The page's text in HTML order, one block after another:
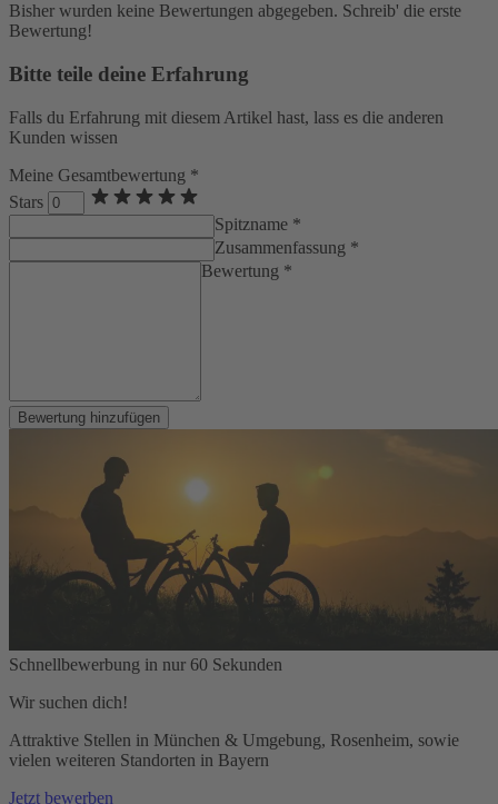
Bisher wurden keine Bewertungen abgegeben. Schreib' die erste
Bewertung!
Bitte teile deine Erfahrung
Falls du Erfahrung mit diesem Artikel hast, lass es die anderen
Kunden wissen
Meine Gesamtbewertung *
Stars
Spitzname *
Zusammenfassung *
Bewertung *
Bewertung hinzufügen
Schnellbewerbung in nur 60 Sekunden
Wir suchen dich!
Attraktive Stellen in München & Umgebung, Rosenheim, sowie
vielen weiteren Standorten in Bayern
Jetzt bewerben